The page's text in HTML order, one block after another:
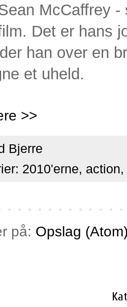
McCaffrey
Det er hans
han over en
et uheld.
>>
Bjerre
2010'erne, action,
på: Opslag